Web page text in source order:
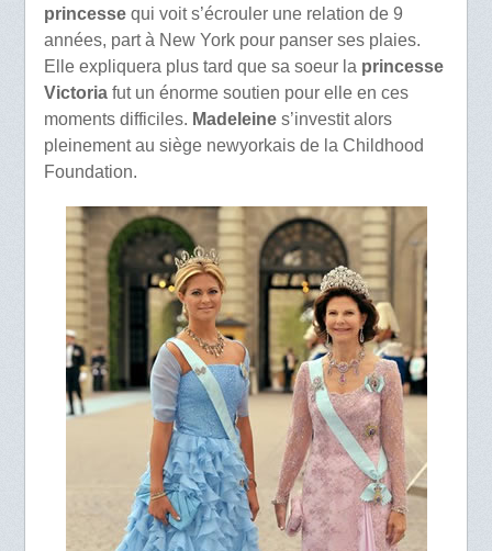
princessequi voit s’écrouler une relation de 9
années, part à New York pour panser ses plaies.
Elle expliquera plus tard que sa soeur la princesse
Victoriafut un énorme soutien pour elle en ces
moments difficiles. Madeleines’investit alors
pleinement au siège newyorkais de la Childhood
Foundation.